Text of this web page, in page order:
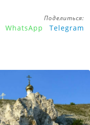
Поделиться:
WhatsApp Telegram